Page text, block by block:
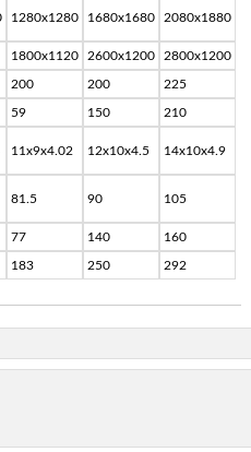
1280x1280 1680x1680 2080x1880
1800x1120 2600x1200 2800x1200
200 200 225
59 150 210
11x9x4.02 12x10x4.5 14x10x4.9
81.5 90 105
77 140 160
183 250 292